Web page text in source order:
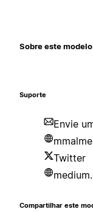
Sobre este modelo
Suporte
Envie
Twitter
Compartilhar este